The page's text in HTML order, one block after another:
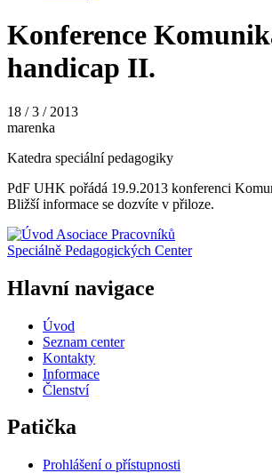
Konference
handicap II.
18 / 3 / 2013
marenka
Katedra speciální pedagogiky
PdF UHK pořádá 19.9.2013 konferenci
Bližší informace se dozvíte v přiloze.
Asociace Pracovníků
Speciálně Pedagogických Center
Hlavní navigace
Úvod
Seznam center
Kontakty
Informace
Členství
Patička
Prohlášení o přístupnosti